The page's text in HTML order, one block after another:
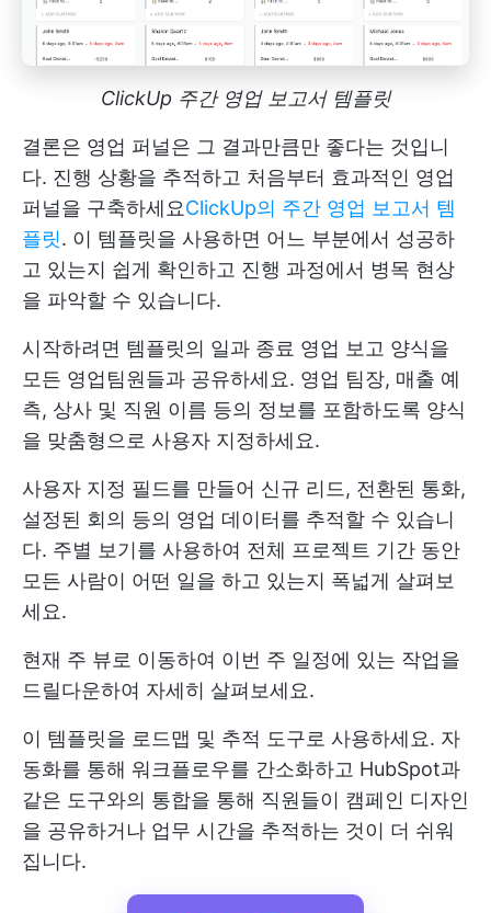
ClickUp 주간 영업 보고서 템플릿
결론은 영업 퍼널은 그 결과만큼만 좋다는 것입니
다. 진행 상황을 추적하고 처음부터 효과적인 영업
퍼널을 구축하세요ClickUp의 주간 영업 보고서 템
플릿. 이 템플릿을 사용하면 어느 부분에서 성공하
고 있는지 쉽게 확인하고 진행 과정에서 병목 현상
을 파악할 수 있습니다.
시작하려면 템플릿의 일과 종료 영업 보고 양식을
모든 영업팀원들과 공유하세요. 영업 팀장, 매출 예
측, 상사 및 직원 이름 등의 정보를 포함하도록 양식
을 맞춤형으로 사용자 지정하세요.
사용자 지정 필드를 만들어 신규 리드, 전환된 통화,
설정된 회의 등의 영업 데이터를 추적할 수 있습니
다. 주별 보기를 사용하여 전체 프로젝트 기간 동안
모든 사람이 어떤 일을 하고 있는지 폭넓게 살펴보
세요.
현재 주 뷰로 이동하여 이번 주 일정에 있는 작업을
드릴다운하여 자세히 살펴보세요.
이 템플릿을 로드맵 및 추적 도구로 사용하세요. 자
동화를 통해 워크플로우를 간소화하고 HubSpot과
같은 도구와의 통합을 통해 직원들이 캠페인 디자인
을 공유하거나 업무 시간을 추적하는 것이 더 쉬워
집니다.